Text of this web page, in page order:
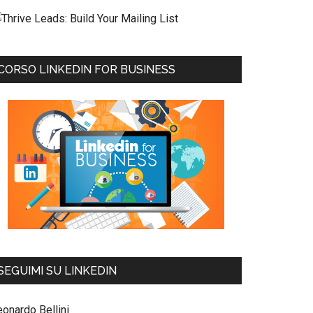
LINKEDIN FOR BUSINESS
SU LINKEDIN
Bellini